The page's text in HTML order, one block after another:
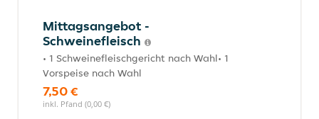
Mittagsangebot -
Schweinefleisch
• 1 Schweinefleischgericht nach Wahl• 1
Vorspeise nach Wahl
7,50 €
inkl. Pfand (0,00 €)